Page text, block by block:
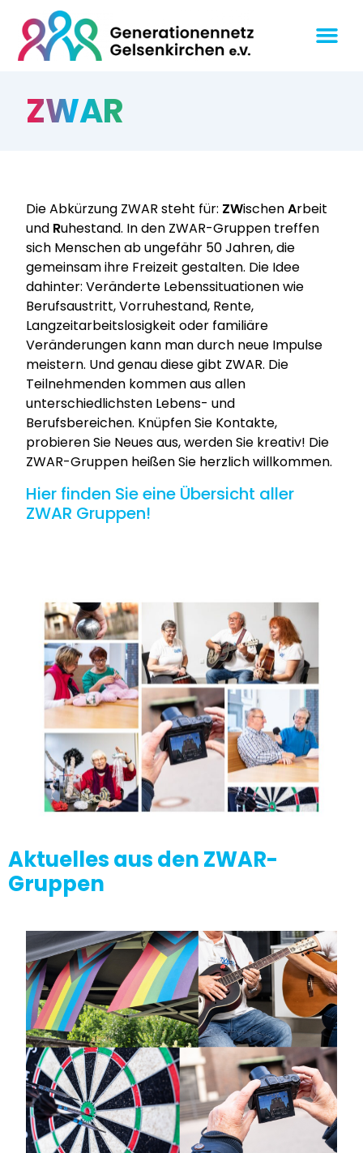
ZWAR
Die Abkürzung ZWAR steht für: ZWischenArbeit
und Ruhestand. In den ZWAR-Gruppen treffen
sich Menschen ab ungefähr 50 Jahren, die
gemeinsam ihre Freizeit gestalten. Die Idee
dahinter: Veränderte Lebenssituationen wie
Berufsaustritt, Vorruhestand, Rente,
Langzeitarbeitslosigkeit oder familiäre
Veränderungen kann man durch neue Impulse
meistern. Und genau diese gibt ZWAR. Die
Teilnehmenden kommen aus allen
unterschiedlichsten Lebens- und
Berufsbereichen. Knüpfen Sie Kontakte,
probieren Sie Neues aus, werden Sie kreativ! Die
ZWAR-Gruppen heißen Sie herzlich willkommen.
Hier finden Sie eine Übersicht aller
ZWAR Gruppen!
Aktuelles aus den ZWAR-
Gruppen